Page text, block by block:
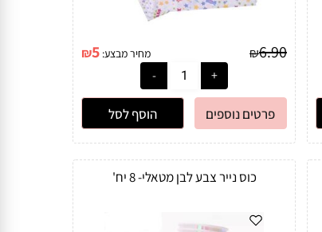
₪6.90 מחיר מבצע: ₪5
פרטים נוספים הוסף לסל
כוס נייר צבע לבן מטאלי- 8 יח'